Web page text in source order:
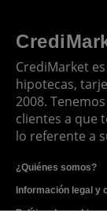
CrediMarket
hipotecas,
2008.
clientes a que
lo referente a
¿Quiénes somos?
Información legal y
Política de cookies